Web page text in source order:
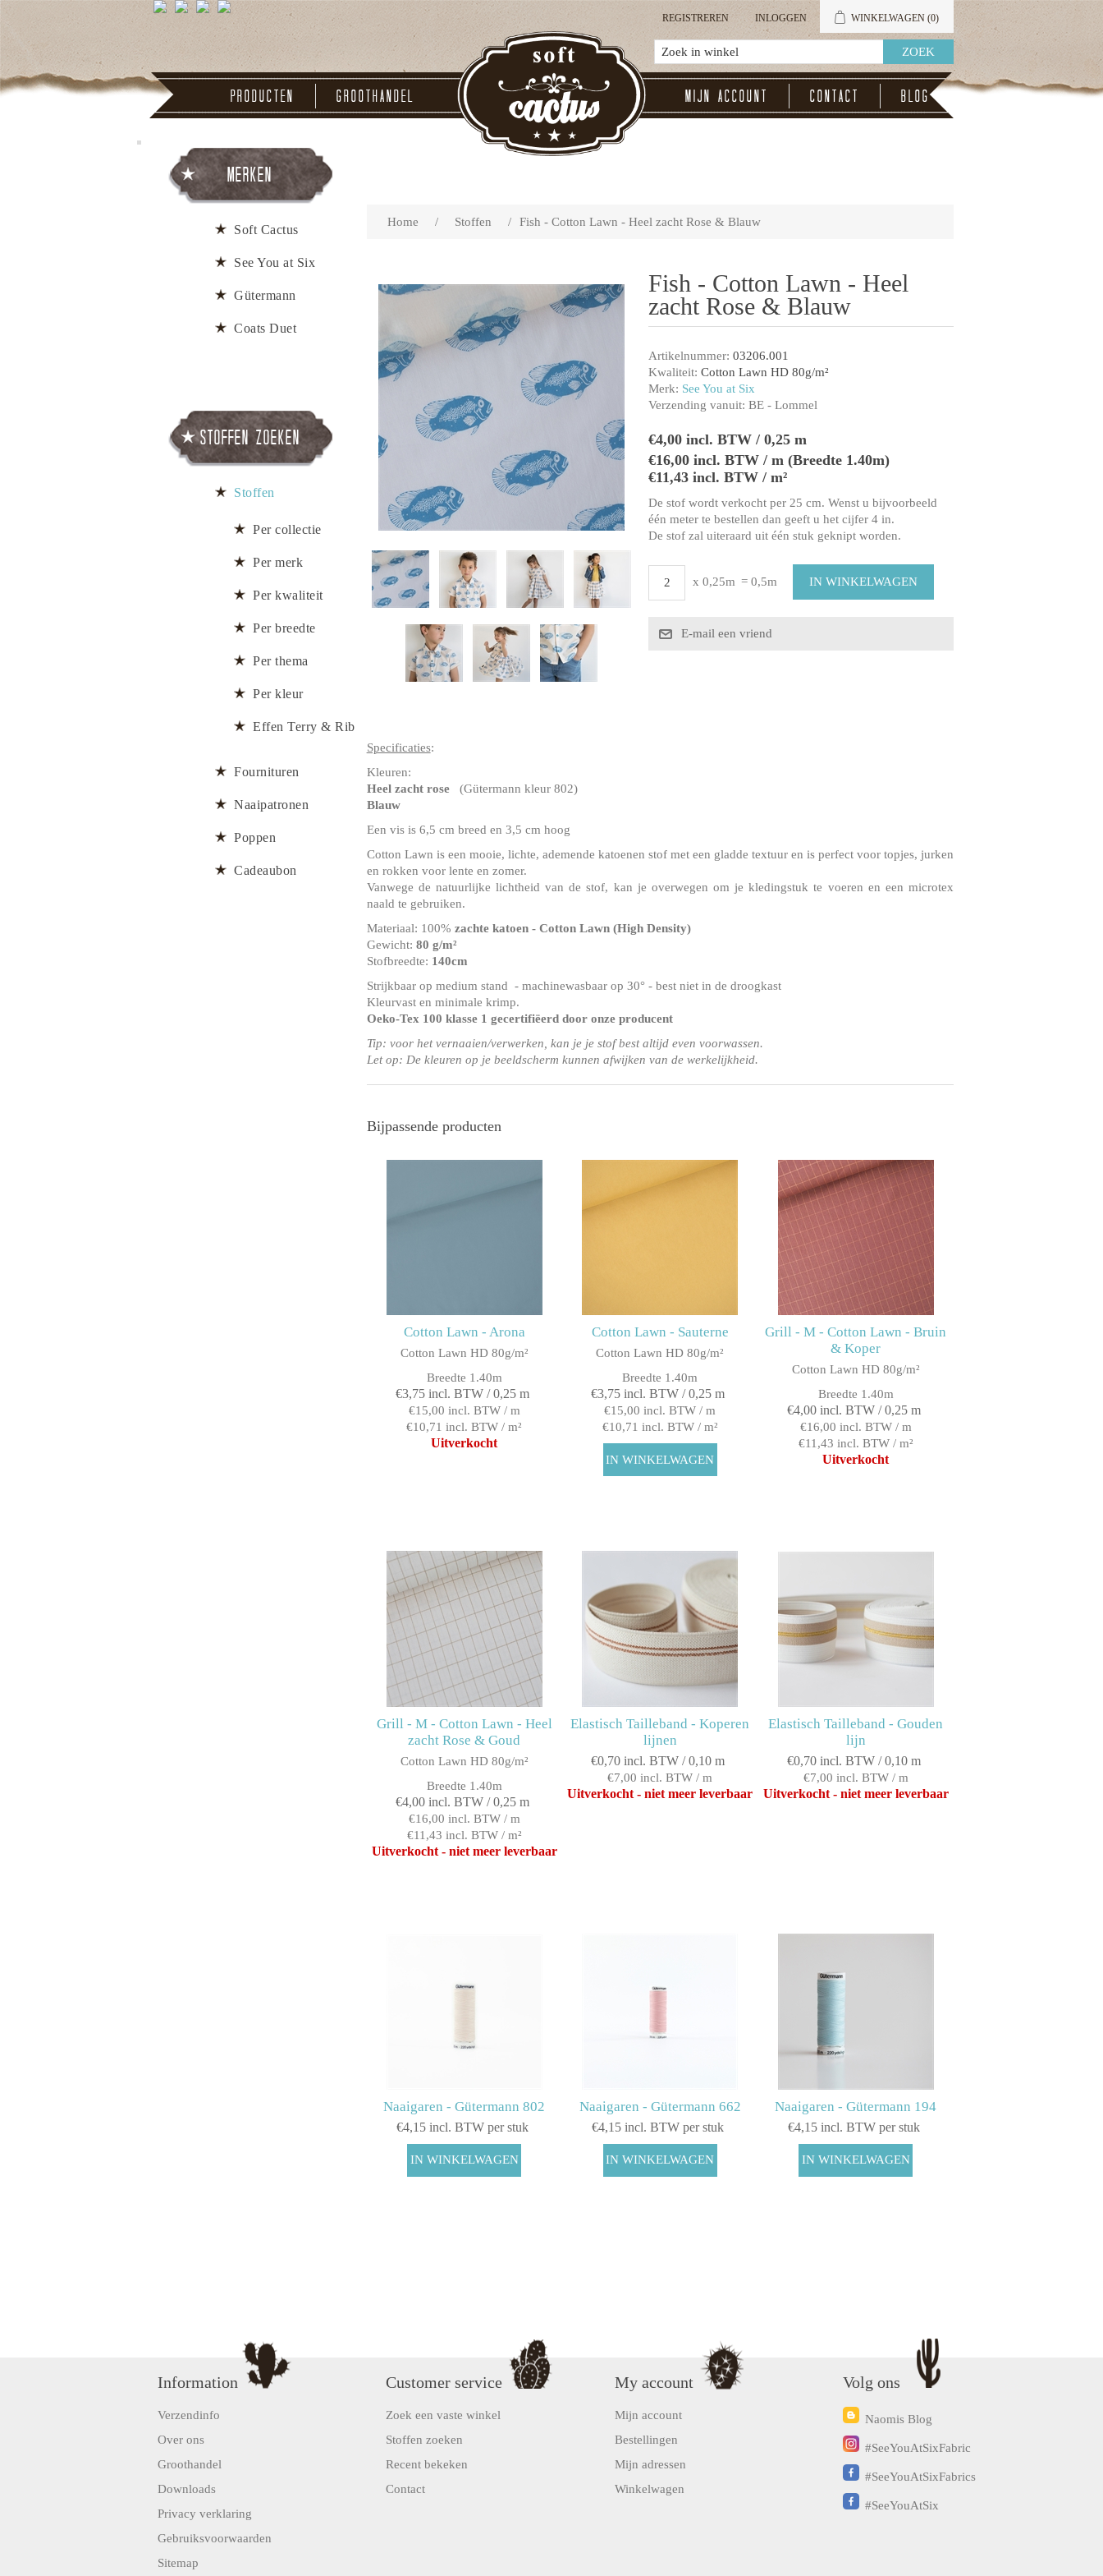
REGISTREREN INLOGGEN WINKELWAGEN (0)
Producten Groothandel Mijn account Contact Blog
Home / Stoffen / Fish - Cotton Lawn - Heel zacht Rose & Blauw
Fish - Cotton Lawn - Heel
zacht Rose & Blauw
Artikelnummer: 03206.001
Kwaliteit: Cotton Lawn HD 80g/m²
Merk: See You at Six
Verzending vanuit: BE - Lommel
€4,00 incl. BTW / 0,25 m
€16,00 incl. BTW / m (Breedte 1.40m)
€11,43 incl. BTW / m²
De stof wordt verkocht per 25 cm. Wenst u bijvoorbeeld
één meter te bestellen dan geeft u het cijfer 4 in.
De stof zal uiteraard uit één stuk geknipt worden.
x 0,25m = 0,5m
Specificaties:
Kleuren:
Heel zacht rose
(Gütermann kleur 802)
Blauw
Een vis is 6,5 cm breed en 3,5 cm hoog
Cotton Lawn is een mooie, lichte, ademende katoenen stof met een gladde textuur en is perfect voor topjes, jurken
en rokken voor lente en zomer.
Vanwege de natuurlijke lichtheid van de stof, kan je overwegen om je kledingstuk te voeren en een microtex
naald te gebruiken.
Materiaal: 100% zachte katoen - Cotton Lawn (High Density)
Gewicht: 80 g/m²
Stofbreedte: 140cm
Strijkbaar op medium stand - machinewasbaar op 30° - best niet in de droogkast
Kleurvast en minimale krimp.
Oeko-Tex 100 klasse 1 gecertifiëerd door onze producent
Tip: voor het vernaaien/verwerken, kan je je stof best altijd even voorwassen.
Let op: De kleuren op je beeldscherm kunnen afwijken van de werkelijkheid.
Bijpassende producten
Cotton Lawn - Arona
Cotton Lawn HD 80g/m²
Breedte 1.40m
€3,75 incl. BTW / 0,25 m
€15,00 incl. BTW / m
€10,71 incl. BTW / m²
Uitverkocht
Cotton Lawn - Sauterne
Cotton Lawn HD 80g/m²
Breedte 1.40m
€3,75 incl. BTW / 0,25 m
€15,00 incl. BTW / m
€10,71 incl. BTW / m²
Grill - M - Cotton Lawn - Bruin
& Koper
Cotton Lawn HD 80g/m²
Breedte 1.40m
€4,00 incl. BTW / 0,25 m
€16,00 incl. BTW / m
€11,43 incl. BTW / m²
Uitverkocht
Grill - M - Cotton Lawn - Heel
zacht Rose & Goud
Cotton Lawn HD 80g/m²
Breedte 1.40m
€4,00 incl. BTW / 0,25 m
€16,00 incl. BTW / m
€11,43 incl. BTW / m²
Uitverkocht - niet meer leverbaar
Elastisch Tailleband - Koperen
lijnen
€0,70 incl. BTW / 0,10 m
€7,00 incl. BTW / m
Uitverkocht - niet meer leverbaar
Elastisch Tailleband - Gouden
lijn
€0,70 incl. BTW / 0,10 m
€7,00 incl. BTW / m
Uitverkocht - niet meer leverbaar
Naaigaren - Gütermann 802
€4,15 incl. BTW per stuk
Naaigaren - Gütermann 662
€4,15 incl. BTW per stuk
Naaigaren - Gütermann 194
€4,15 incl. BTW per stuk
Merken
Soft Cactus
See You at Six
Gütermann
Coats Duet
Stoffen zoeken
Stoffen
Per collectie
Per merk
Per kwaliteit
Per breedte
Per thema
Per kleur
Effen Terry & Rib
Fournituren
Naaipatronen
Poppen
Cadeaubon
Information
Verzendinfo
Over ons
Groothandel
Downloads
Privacy verklaring
Gebruiksvoorwaarden
Sitemap
Customer service
Zoek een vaste winkel
Stoffen zoeken
Recent bekeken
Contact
My account
Mijn account
Bestellingen
Mijn adressen
Winkelwagen
Volg ons
Naomis Blog
#SeeYouAtSixFabric
#SeeYouAtSixFabrics
#SeeYouAtSix